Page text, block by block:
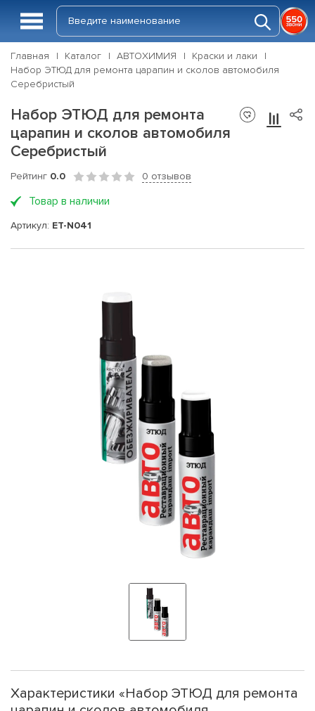
Главная Каталог АВТОХИМИЯ
Краски и лаки
Набор ЭТЮД для ремонта царапин и сколов автомобиля
Серебристый
Набор ЭТЮД для ремонта
царапин и сколов автомобиля
Серебристый
Рейтинг 0.0 0 отзывов
Товар в наличии
Артикул: ET-N041
Характеристики «Набор ЭТЮД для ремонта